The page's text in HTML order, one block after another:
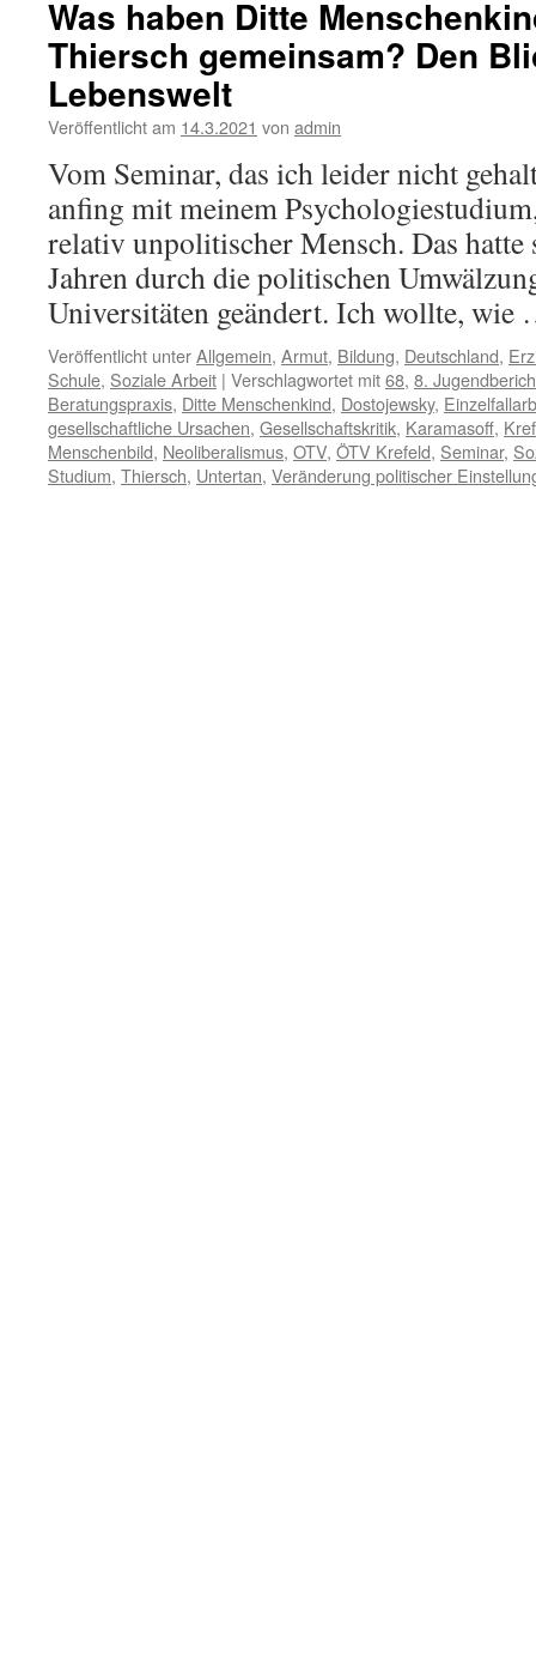
Was haben Ditte
Thiersch gemeinsam? Den
Lebenswelt
Veröffentlicht am 14.3.2021 von admin
Vom Seminar, das ich leider nicht
anfing mit meinem
relativ unpolitischer Mensch. Das hatte
Jahren durch die politischen
Universitäten geändert. Ich wollte,
Veröffentlicht unterAllgemein, Armut, Bildung, Deutschland,
Schule, Soziale Arbeit | Verschlagwortet mit68, 8.
Beratungspraxis, Ditte Menschenkind, Dostojewsky,
gesellschaftliche Ursachen, Gesellschaftskritik, Karamasoff,
Menschenbild, Neoliberalismus, OTV, ÖTV Krefeld, Seminar,
Studium, Thiersch, Untertan, Veränderung politischer